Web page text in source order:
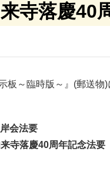
寺落慶40
板～臨時版～』(郵送
会法要
寺落慶40周年記念法要